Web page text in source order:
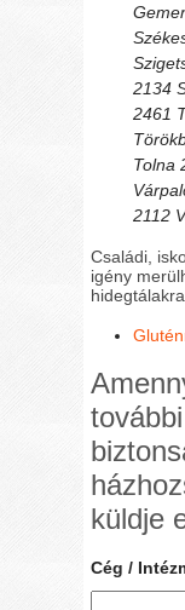
2134
2461
Tolna
2112
Családi,
igény
küldje
Cég /